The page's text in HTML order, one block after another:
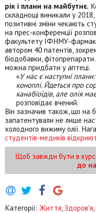
рік і плани на майбутнє.
складнощі виникали у
позитивні зміни чекають
на прес-конференції
факультету ІФНМУ-
автором 40 патентів,
біодобавки,
можна придбати у аптеці.
«У нас є наступні
коноплі. Йдеться про
канабіоїдів, але олія
розповідає вчений.
Він зазначив також, що на
запатентували не лише
холодного вижиму олії.
студентів-медиків
Щоб завжди бути в
до
Категорії: Життя Здоров'я